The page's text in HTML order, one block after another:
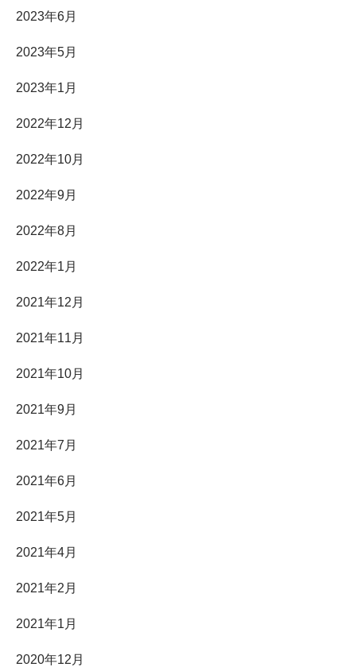
2023年6月
2023年5月
2023年1月
2022年12月
2022年10月
2022年9月
2022年8月
2022年1月
2021年12月
2021年11月
2021年10月
2021年9月
2021年7月
2021年6月
2021年5月
2021年4月
2021年2月
2021年1月
2020年12月